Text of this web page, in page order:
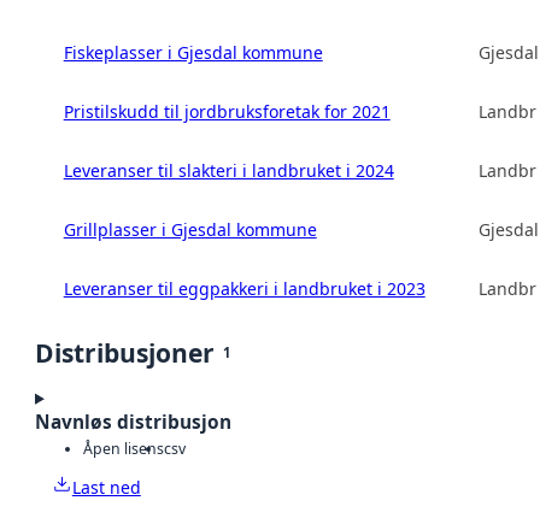
Fiskeplasser i Gjesdal kommune
Pristilskudd til jordbruksforetak for 2021
Leveranser til slakteri i landbruket i 2024
Grillplasser i Gjesdal kommune
Leveranser til eggpakkeri i landbruket i 2023
Distribusjoner 1
Navnløs distribusjon
Åpen lisenscsv
Last ned